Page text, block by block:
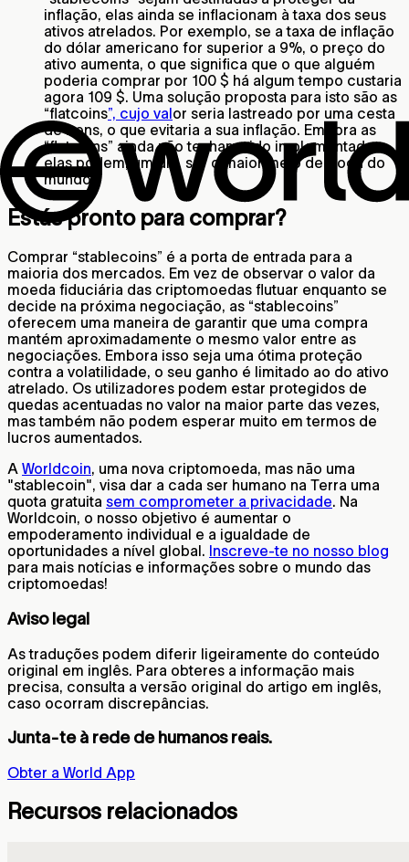
inflação, elas ainda se inflacionam à taxa dos seus
ativos atrelados. Por exemplo, se a taxa de inflação
do dólar americano for superior a 9%, o preço do
ativo aumenta, o que significa que o que alguém
poderia comprar por 100 $ há algum tempo custaria
agora 109 $. Uma solução proposta para isto são as
“flatcoins”, cujo val or seria lastreado por uma cesta
de bens, o que evitaria a sua inflação. Embora as
“flatcoins” ainda não tenham sido implementadas,
elas podem, um dia, ser o maior meio de troca do
mundo.
Estás pronto para comprar?
Comprar “stablecoins” é a porta de entrada para a
maioria dos mercados. Em vez de observar o valor da
moeda fiduciária das criptomoedas flutuar enquanto se
decide na próxima negociação, as “stablecoins”
oferecem uma maneira de garantir que uma compra
mantém aproximadamente o mesmo valor entre as
negociações. Embora isso seja uma ótima proteção
contra a volatilidade, o seu ganho é limitado ao do ativo
atrelado. Os utilizadores podem estar protegidos de
quedas acentuadas no valor na maior parte das vezes,
mas também não podem esperar muito em termos de
lucros aumentados.
A Worldcoin, uma nova criptomoeda, mas não uma
"stablecoin", visa dar a cada ser humano na Terra uma
quota gratuita sem comprometer a privacidade. Na
Worldcoin, o nosso objetivo é aumentar o
empoderamento individual e a igualdade de
oportunidades a nível global. Inscreve-te no nosso blog
para mais notícias e informações sobre o mundo das
criptomoedas!
Aviso legal
As traduções podem diferir ligeiramente do conteúdo
original em inglês. Para obteres a informação mais
precisa, consulta a versão original do artigo em inglês,
caso ocorram discrepâncias.
Junta-te à rede de humanos reais.
Obter a World App
Recursos relacionados